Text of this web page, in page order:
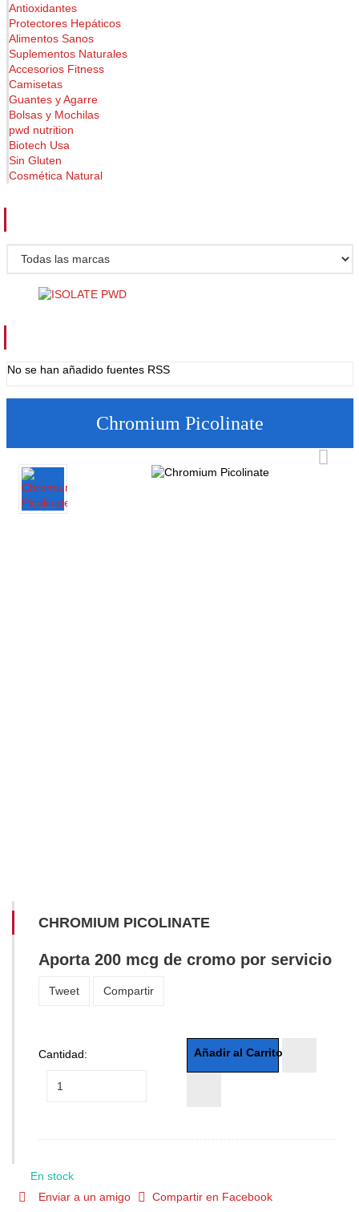
Antioxidantes
Protectores Hepáticos
Alimentos Sanos
Suplementos Naturales
Accesorios Fitness
Camisetas
Guantes y Agarre
Bolsas y Mochilas
pwd nutrition
Biotech Usa
Sin Gluten
Cosmética Natural
No se han añadido fuentes RSS
Chromium Picolinate
CHROMIUM PICOLINATE
Aporta 200 mcg de cromo por servicio
Tweet Compartir
Cantidad:
En stock
Enviar a un amigo
Compartir en Facebook